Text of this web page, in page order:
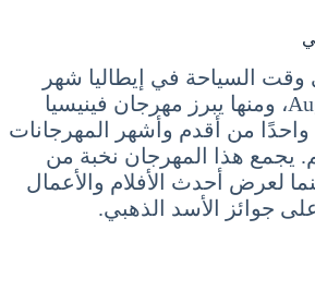
وقت السياحة في إيطاليا شهر
أغسطس 8 آب August، ومنها يبرز مهرجان فينيسيا
واحدًا من أقدم وأشهر المهرجانات
يجمع هذا المهرجان نخبة من
لعرض أحدث الأفلام والأعمال
جوائز الأسد الذهبي.